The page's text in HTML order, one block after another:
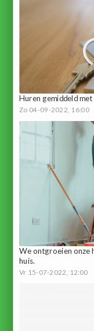
Huren gemiddeld
Zo 04-09-2022, 16:00
We ontgroeien onze
huis.
Vr 15-07-2022, 12:00